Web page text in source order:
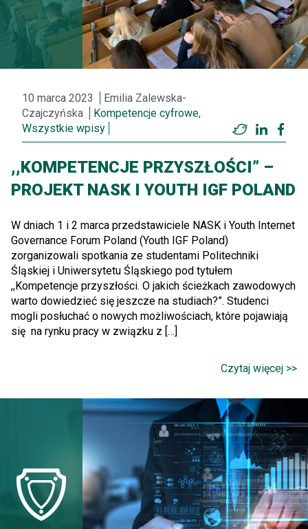
10 marca 2023
Emilia Zalewska-
Czajczyńska
Kompetencje cyfrowe,
Wszystkie wpisy
Twitter
,,KOMPETENCJE PRZYSZŁOŚCI” –
PROJEKT NASK I YOUTH IGF POLAND
W dniach 1 i 2 marca przedstawiciele NASK i Youth Internet
Governance Forum Poland (Youth IGF Poland)
zorganizowali spotkania ze studentami Politechniki
Śląskiej i Uniwersytetu Śląskiego pod tytułem
,,Kompetencje przyszłości. O jakich ścieżkach zawodowych
warto dowiedzieć się jeszcze na studiach?”. Studenci
mogli posłuchać o nowych możliwościach, które pojawiają
się na rynku pracy w związku z […]
Czytaj więcej >>